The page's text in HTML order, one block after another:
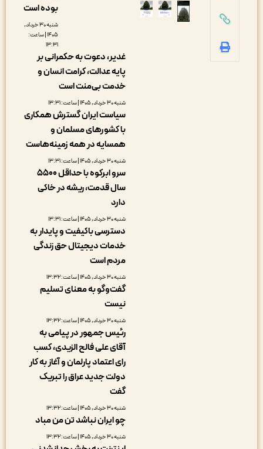
بوده است
شنبه ۳۰ خرداد,
۱۴۰۵ | ساعت:
غدیر، دعوت به حکمرانی بر
پایه عدالت، کرامت انسان و
خدمت بی‌منت است
سیاست ایران گسترش همکاری
با کشورهای مسلمان و
همسایه در همه زمینه‌هاست
سرو ابرکوه با حداقل ۵۵۰۰
سال قدمت، ریشه در خاکی
دسترسی باکیفیت و پایدار به
خدمات دیجیتال حق زندگی
مردم است
گفت‌وگو به معنای تسلیم
رئیس جمهور در پیامی به
آقای علی فالح الزیدی، کسب
رای اعتماد پارلمان و آغاز به کار
دولت جدید عراق را تبریک
چو ایران نباشد تن من مباد